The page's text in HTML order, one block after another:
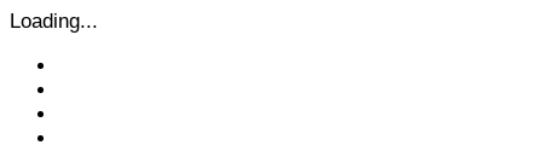
Vai
contenuto
Loading...